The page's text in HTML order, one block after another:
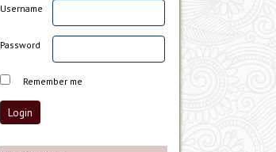
Username
Password
Remember me